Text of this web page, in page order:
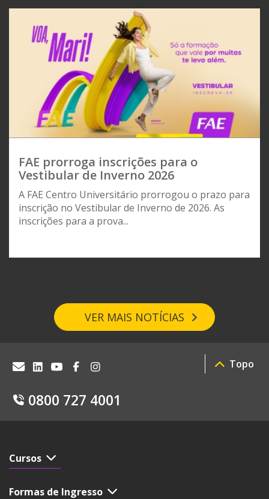
FAE prorroga inscrições para o
Vestibular de Inverno 2026
A FAE Centro Universitário prorrogou o prazo para
inscrição no Vestibular de Inverno de 2026. As
inscrições para a prova...
VER MAIS NOTÍCIAS
0800 727 4001
Topo
Cursos
Formas de Ingresso